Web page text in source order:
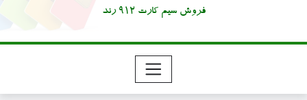
فروش سیم کارت 912 رند